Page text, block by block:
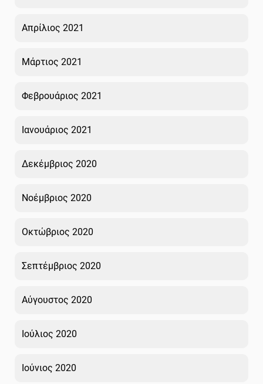
Απρίλιος 2021
Μάρτιος 2021
Φεβρουάριος 2021
Ιανουάριος 2021
Δεκέμβριος 2020
Νοέμβριος 2020
Οκτώβριος 2020
Σεπτέμβριος 2020
Αύγουστος 2020
Ιούλιος 2020
Ιούνιος 2020